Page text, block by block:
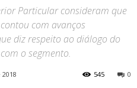
Particular consideram que
com avanços
diz respeito ao diálogo do
o segmento.
0
545